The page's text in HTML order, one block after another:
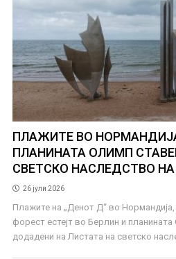
ПЛАЖИТЕ ВО
ПЛАНИНАТА ОЛИМП
СВЕТСКО НАСЛЕДСТВО
26 јули 2026
Плажите на „Денот Д“ во
форест естејт во Берлин и планината
додадени на Листата на светско